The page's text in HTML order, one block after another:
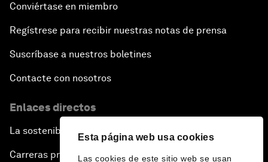
Esta página web usa cookies
Las cookies de este sitio web se usan
Conviértase en miembro
Regístrese para recibir nuestras notas de prensa
Suscríbase a nuestros boletines
Contacte con nosotros
Enlaces directos
La sostenibilidad en el Foro
Carreras profesionales